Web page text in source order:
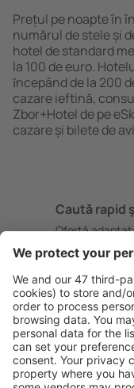
Prețul pe noapte în
numărul de stele și
hotel de standard
la 100 de euro.
ȋncepând de la 200
cazare ieftină,
Zbor+Hotel de pe
cazare și bilete de
Caută rapid
Ofertă
Planifică ȋn
Rezervare
Prețuri
conectați.